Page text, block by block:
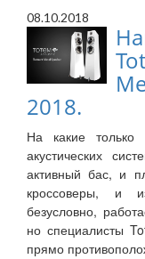
08.10.2018
2018.
На какие только
акустических
активный бас, и
кроссоверы, и
безусловно,
но специалисты
прямо